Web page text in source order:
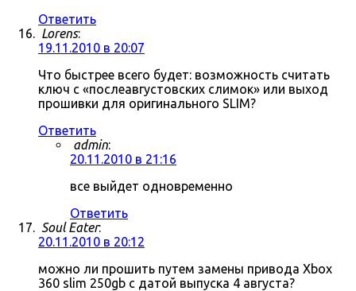
Ответить
Lorens:
19.11.2010 в 20:07
Что быстрее всего будет: возможность считать
ключ с «послеавгустовских слимок» или выход
прошивки для оригинального SLIM?
Ответить
admin:
20.11.2010 в 21:16
все выйдет одновременно
Ответить
Soul Eater:
20.11.2010 в 20:12
можно ли прошить путем замены привода Xbox
360 slim 250gb с датой выпуска 4 августа?